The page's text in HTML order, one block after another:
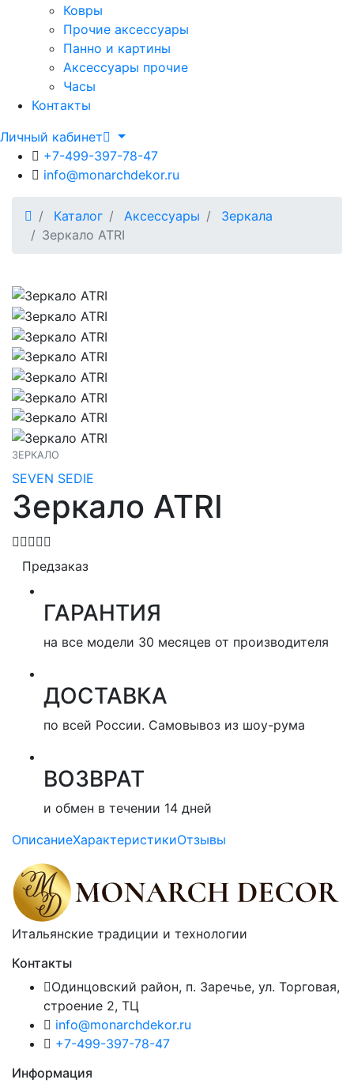
Ковры
Прочие аксессуары
Панно и картины
Аксессуары прочие
Часы
Контакты
Личный кабинет
+7-499-397-78-47
info@monarchdekor.ru
Каталог Аксессуары
Зеркала
Зеркало ATRI
ЗЕРКАЛО
SEVEN SEDIE
Зеркало ATRI
Предзаказ
ГАРАНТИЯ
на все модели 30 месяцев от производителя
ДОСТАВКА
по всей России. Самовывоз из шоу-рума
ВОЗВРАТ
и обмен в течении 14 дней
ОписаниеХарактеристикиОтзывы
Итальянские традиции и технологии
Контакты
Одинцовский район, п. Заречье, ул. Торговая,
строение 2, ТЦ
info@monarchdekor.ru
+7-499-397-78-47
Информация